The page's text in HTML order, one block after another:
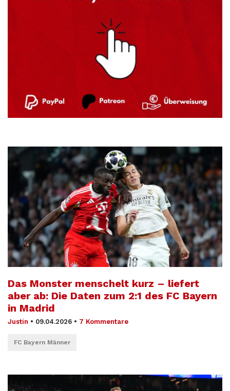
Das Monster menschelt kurz – liefert
aber ab: Die Daten zum 2:1 des FC Bayern
in Madrid
Justin • 09.04.2026 • 7 Kommentare
FC Bayern Männer